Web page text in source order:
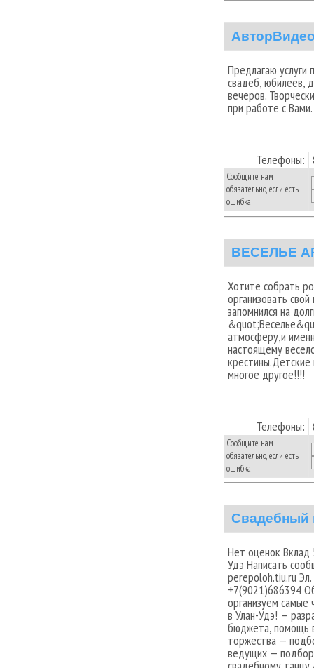
Предлагаю услуги
свадеб, юбилеев,
вечеров.
при работе с Вами.
Телефоны:
Сообщите нам
обязательно, если есть
ошибка:
ВЕСЕЛЬЕ
Хотите собрать
организовать
запомнился на
атмосферу,и
настоящему
крестины.Детские
многое другое!!!!
Телефоны:
Сообщите нам
обязательно, если есть
ошибка:
Свадебный
Нет оценок Вклад
Удэ Написать
perepoloh.tiu.ru
+7(9021)686394
организуем самые
в Улан-Удэ! —
бюджета, помощь
торжества —
ведущих —